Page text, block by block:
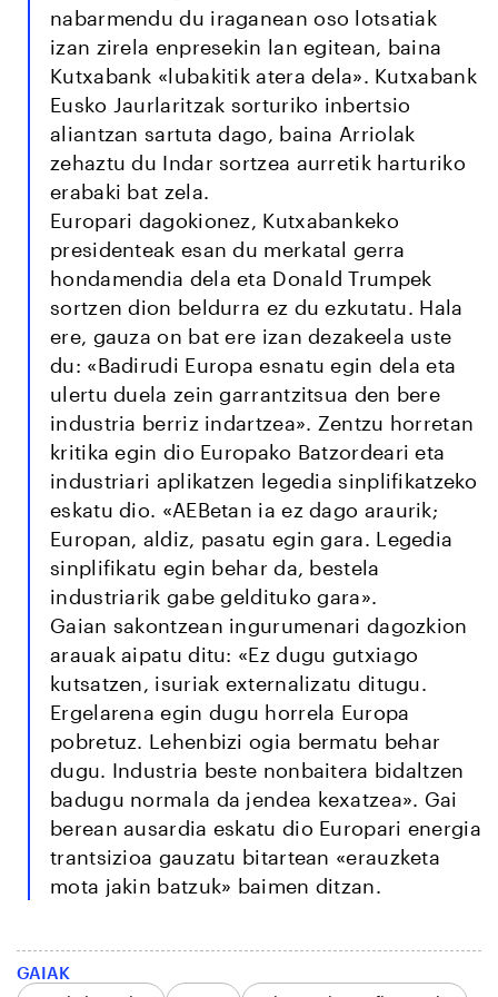
nabarmendu du iraganean oso lotsatiak
izan zirela enpresekin lan egitean, baina
Kutxabank «lubakitik atera dela». Kutxabank
Eusko Jaurlaritzak sorturiko inbertsio
aliantzan sartuta dago, baina Arriolak
zehaztu du Indar sortzea aurretik harturiko
erabaki bat zela.
Europari dagokionez, Kutxabankeko
presidenteak esan du merkatal gerra
hondamendia dela eta Donald Trumpek
sortzen dion beldurra ez du ezkutatu. Hala
ere, gauza on bat ere izan dezakeela uste
du: «Badirudi Europa esnatu egin dela eta
ulertu duela zein garrantzitsua den bere
industria berriz indartzea». Zentzu horretan
kritika egin dio Europako Batzordeari eta
industriari aplikatzen legedia sinplifikatzeko
eskatu dio. «AEBetan ia ez dago araurik;
Europan, aldiz, pasatu egin gara. Legedia
sinplifikatu egin behar da, bestela
industriarik gabe geldituko gara».
Gaian sakontzean ingurumenari dagozkion
arauak aipatu ditu: «Ez dugu gutxiago
kutsatzen, isuriak externalizatu ditugu.
Ergelarena egin dugu horrela Europa
pobretuz. Lehenbizi ogia bermatu behar
dugu. Industria beste nonbaitera bidaltzen
badugu normala da jendea kexatzea». Gai
berean ausardia eskatu dio Europari energia
trantsizioa gauzatu bitartean «erauzketa
mota jakin batzuk» baimen ditzan.
GAIAK